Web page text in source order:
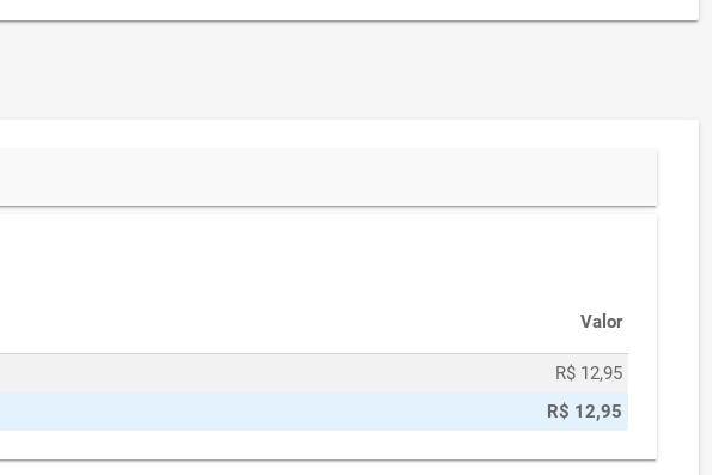
Valor
R$ 12,95
R$ 12,95